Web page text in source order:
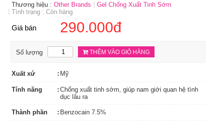
Thương hiệu : Other Brands
Gel Chống Xuất Tinh Sớm
Tình trạng : Còn hàng
Giá bán 290.000đ
Số lượng THÊM VÀO GIỎ HÀNG
Xuất xứ Mỹ
Tính năng
Chống xuất tinh sớm, giúp nam giới quan hệ tình
dục lâu ra
Thành phần Benzocain 7.5%